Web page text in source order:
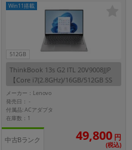
512GB
Win11搭載
ThinkBook 13s G2 ITL 20V9008JJP
【Core i7(2.8GHz)/16GB/512GB SS
D/Win11Pro】
メーカー：Lenovo
発売日：-
付属品: ACアダプタ
在庫数：1
中古Bランク 49,800 円
(税込)